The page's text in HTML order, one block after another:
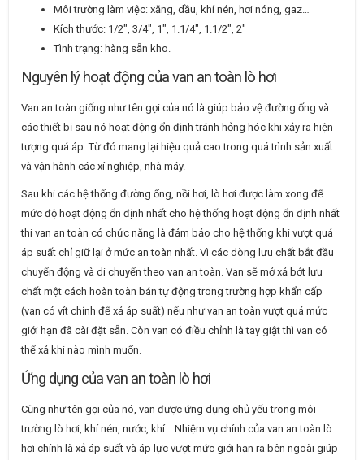
Môi trường làm việc: xăng, dầu, khí nén, hơi nóng, gaz…
Kích thước: 1/2″, 3/4″, 1″, 1.1/4″, 1.1/2″, 2″
Tình trạng: hàng sẵn kho.
Nguyên lý hoạt động của van an toàn lò hơi
Van an toàn giống như tên gọi của nó là giúp bảo vệ đường ống và
các thiết bị sau nó hoạt động ổn định tránh hỏng hóc khi xảy ra hiện
tượng quá áp. Từ đó mang lại hiệu quả cao trong quá trình sản xuất
và vận hành các xí nghiệp, nhà máy.
Sau khi các hệ thống đường ống, nồi hơi, lò hơi được làm xong để
mức độ hoạt động ổn định nhất cho hệ thống hoạt động ổn định nhất
thi van an toàn có chức năng là đảm bảo cho hệ thống khi vượt quá
áp suất chỉ giữ lại ở mức an toàn nhất. Vì các dòng lưu chất bắt đầu
chuyển động và di chuyển theo van an toàn. Van sẽ mở xả bớt lưu
chất một cách hoàn toàn bán tự động trong trường hợp khẩn cấp
(van có vít chỉnh để xả áp suất) nếu như van an toàn vượt quá mức
giới hạn đã cài đặt sẵn. Còn van có điều chỉnh là tay giật thì van có
thể xả khi nào mình muốn.
Ứng dụng của van an toàn lò hơi
Cũng như tên gọi của nó, van được ứng dụng chủ yếu trong môi
trường lò hơi, khí nén, nước, khí… Nhiệm vụ chính của van an toàn lò
hơi chính là xả áp suất và áp lực vượt mức giới hạn ra bên ngoài giúp